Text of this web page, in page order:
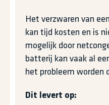
Het verzwaren van
kan tijd kosten en is
mogelijk door
batterij kan vaak al
het probleem worden
Dit levert op: